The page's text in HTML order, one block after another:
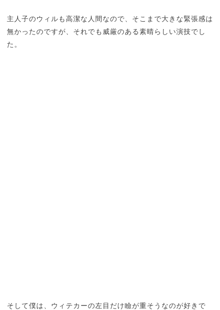
主人子のウィルも高潔な人間なので、そこまで大きな緊張感は
無かったのですが、それでも威厳のある素晴らしい演技でし
た。
そして僕は、ウィテカーの左目だけ瞼が重そうなのが好きで